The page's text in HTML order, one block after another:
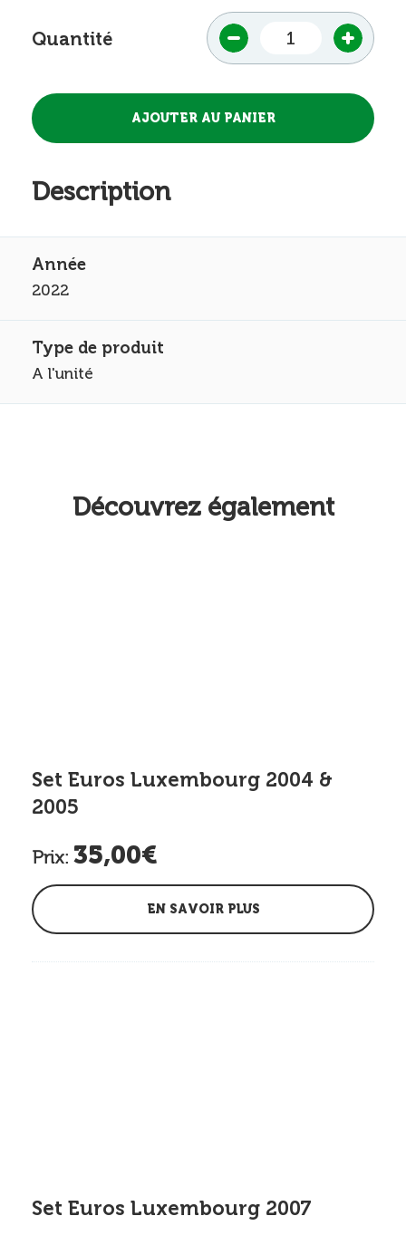
Quantité
Description
2022
A l'unité
Découvrez également
Set Euros Luxembourg 2004 &
2005
Prix: 35,00€
EN SAVOIR PLUS
Set Euros Luxembourg 2007